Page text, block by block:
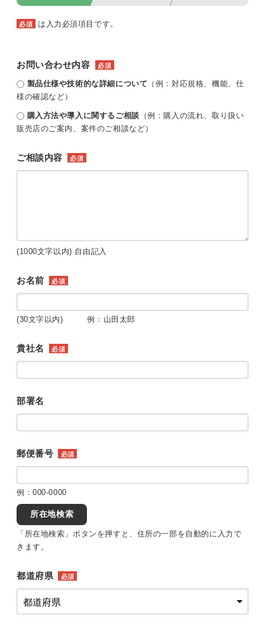
必須 は入力必須項目です。
お問い合わせ内容 必須
製品仕様や技術的な詳細について （例：対応規格、機能、仕
様の確認など）
購入方法や導入に関するご相談 （例：購入の流れ、取り扱い
販売店のご案内、案件のご相談など）
ご相談内容 必須
(1000文字以内) 自由記入
お名前 必須
(30文字以内) 例：山田太郎
貴社名 必須
部署名
郵便番号 必須
例：000-0000
所在地検索
「所在地検索」ボタンを押すと、住所の一部を自動的に入力で
きます。
都道府県 必須